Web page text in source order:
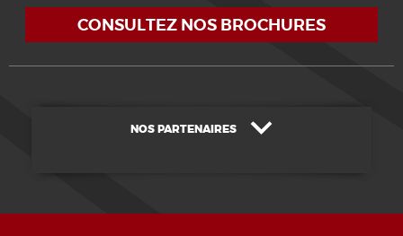
CONSULTEZ NOS BROCHURES
NOS PARTENAIRES